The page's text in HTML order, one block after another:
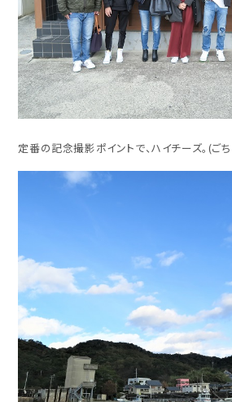
定番の記念撮影ポイントで、ハイチーズ。(ご